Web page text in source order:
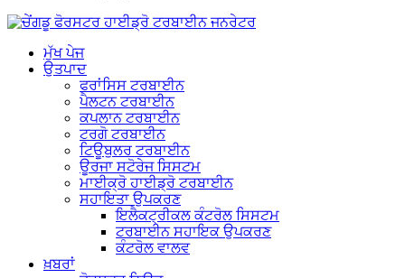
ਮੁੱਖ ਪੇਜ
ਉਤਪਾਦ
ਫਰਾਂਸਿਸ ਟਰਬਾਈਨ
ਪੈਲਟਨ ਟਰਬਾਈਨ
ਕਪਲਾਨ ਟਰਬਾਈਨ
ਟਰਗੋ ਟਰਬਾਈਨ
ਟਿਊਬੁਲਰ ਟਰਬਾਈਨ
ਊਰਜਾ ਸਟੋਰੇਜ ਸਿਸਟਮ
ਮਾਈਕ੍ਰੋ ਹਾਈਡ੍ਰੋ ਟਰਬਾਈਨ
ਸਹਾਇਤਾ ਉਪਕਰਣ
ਇਲੈਕਟ੍ਰੀਕਲ ਕੰਟਰੋਲ ਸਿਸਟਮ
ਟਰਬਾਈਨ ਸਹਾਇਕ ਉਪਕਰਣ
ਕੰਟਰੋਲ ਵਾਲਵ
ਖ਼ਬਰਾਂ